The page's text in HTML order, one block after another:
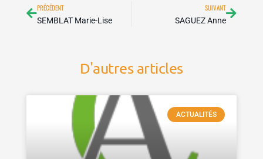
PRÉCÉDENT
SEMBLAT Marie-Lise
SUIVANT
SAGUEZ Anne
D'autres articles
ACTUALITÉS